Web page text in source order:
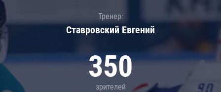
Тренер:
Ставровский Евгений
350
зрителей